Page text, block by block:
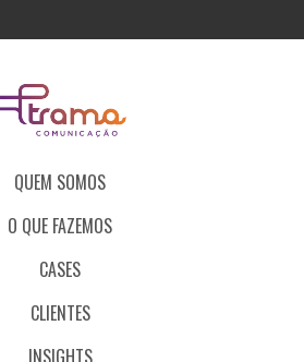
QUEM SOMOS
O QUE FAZEMOS
CASES
CLIENTES
INSIGHTS